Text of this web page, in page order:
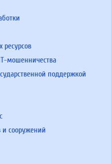
мошенничества
поддержкой
и сооружений